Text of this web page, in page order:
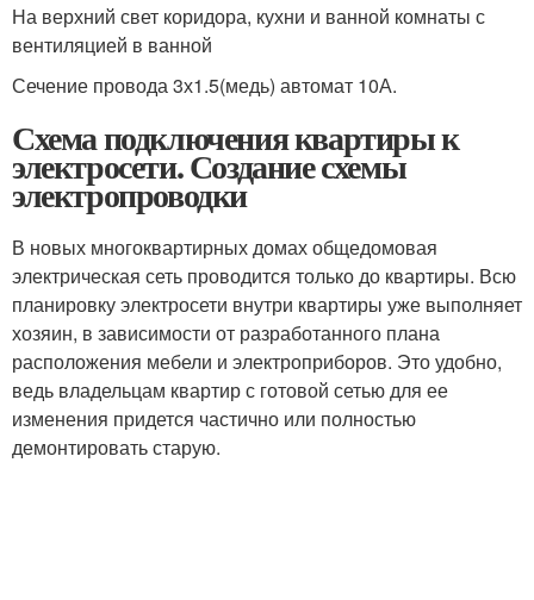
На верхний свет коридора, кухни и ванной комнаты с
вентиляцией в ванной
Сечение провода 3х1.5(медь) автомат 10А.
Схема подключения квартиры к
электросети. Создание схемы
электропроводки
В новых многоквартирных домах общедомовая
электрическая сеть проводится только до квартиры. Всю
планировку электросети внутри квартиры уже выполняет
хозяин, в зависимости от разработанного плана
расположения мебели и электроприборов. Это удобно,
ведь владельцам квартир с готовой сетью для ее
изменения придется частично или полностью
демонтировать старую.